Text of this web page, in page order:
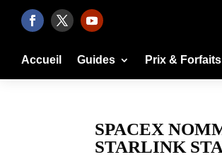
Accueil Guides Prix & Forfaits
SPACEX
STARLINK